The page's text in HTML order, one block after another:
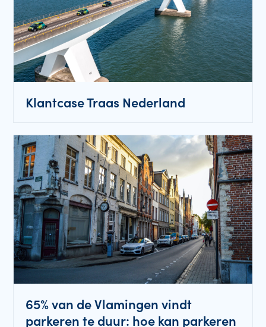
Klantcase Traas Nederland
65% van de Vlamingen vindt
parkeren te duur: hoe kan parkeren